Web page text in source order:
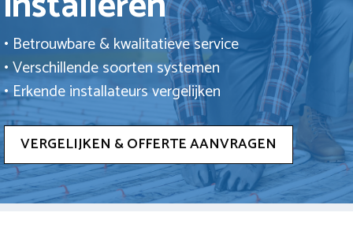
• Betrouwbare & kwalitatieve service
• Verschillende soorten systemen
• Erkende installateurs vergelijken
VERGELIJKEN & OFFERTE AANVRAGEN